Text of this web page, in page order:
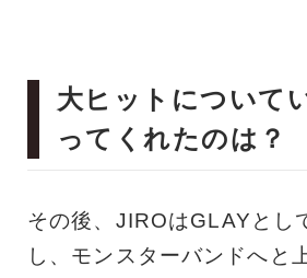
大ヒットについて
ってくれたのは？
その後、JIROはGLAYとし
し、モンスターバンドへと